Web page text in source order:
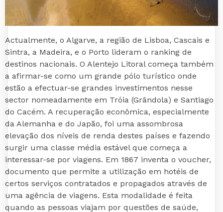
Actualmente, o Algarve, a região de Lisboa, Cascais e
Sintra, a Madeira, e o Porto lideram o ranking de
destinos nacionais. O Alentejo Litoral começa também
a afirmar-se como um grande pólo turístico onde
estão a efectuar-se grandes investimentos nesse
sector nomeadamente em Tróia (Grândola) e Santiago
do Cacém. A recuperação econômica, especialmente
da Alemanha e do Japão, foi uma assombrosa
elevação dos níveis de renda destes países e fazendo
surgir uma classe média estável que começa a
interessar-se por viagens. Em 1867 inventa o voucher,
documento que permite a utilização em hotéis de
certos serviços contratados e propagados através de
uma agência de viagens. Esta modalidade é feita
quando as pessoas viajam por questões de saúde,